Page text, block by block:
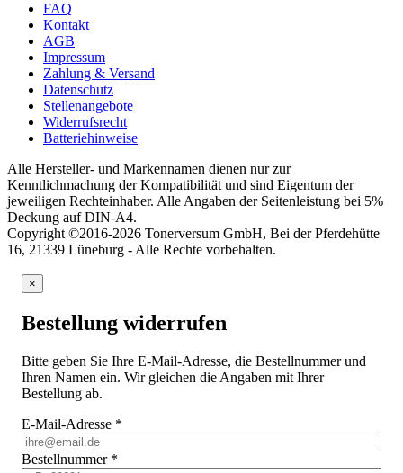
FAQ
Kontakt
AGB
Impressum
Zahlung & Versand
Datenschutz
Stellenangebote
Widerrufsrecht
Batteriehinweise
Alle Hersteller- und Markennamen dienen nur zur
Kenntlichmachung der Kompatibilität und sind Eigentum der
jeweiligen Rechteinhaber. Alle Angaben der Seitenleistung bei 5%
Deckung auf DIN-A4.
Copyright ©2016-2026 Tonerversum GmbH, Bei der Pferdehütte
16, 21339 Lüneburg - Alle Rechte vorbehalten.
×
Bestellung widerrufen
Bitte geben Sie Ihre E-Mail-Adresse, die Bestellnummer und
Ihren Namen ein. Wir gleichen die Angaben mit Ihrer
Bestellung ab.
E-Mail-Adresse *
Bestellnummer *